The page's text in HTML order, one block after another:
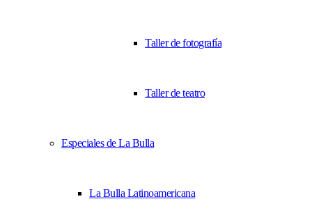
Taller de fotografía
Taller de teatro
Especiales de La Bulla
La Bulla Latinoamericana